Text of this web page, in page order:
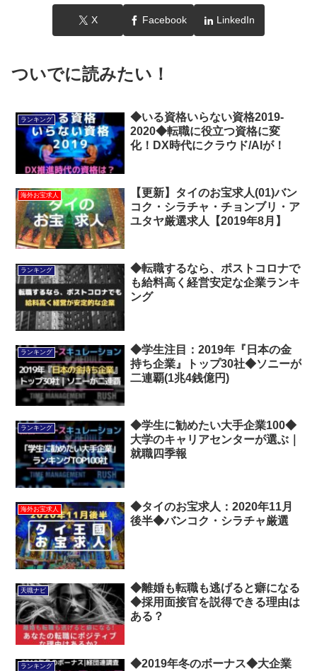
X Facebook LinkedIn
ついでに読みたい！
ランキング
◆いる資格いらない資格2019-
2020◆転職に役立つ資格に変
化！DX時代にクラウド/AIが！
海外お宝求人
【更新】タイのお宝求人(01)バン
コク・シラチャ・チョンブリ・ア
ユタヤ厳選求人【2019年8月】
ランキング
◆転職するなら、ポストコロナで
も給料高く経営安定な企業ランキ
ング
ランキング
◆学生注目：2019年『日本の金
持ち企業』トップ30社◆ソニーが
二連覇(1兆4銭億円)
ランキング
◆学生に勧めたい大手企業100◆
大学のキャリアセンターが選ぶ｜
就職四季報
海外お宝求人
◆タイのお宝求人：2020年11月
後半◆バンコク・シラチャ厳選
天職ナビ
◆離婚も転職も逃げると癖になる
◆採用面接官を説得できる理由は
ある？
ランキング
◆2019年冬のボーナス◆大企業